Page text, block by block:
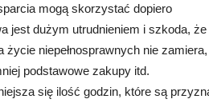
mogą skorzystać dopiero
jest dużym utrudnieniem i szkoda,
życie niepełnosprawnych nie
podstawowe zakupy itd.
się ilość godzin, które są